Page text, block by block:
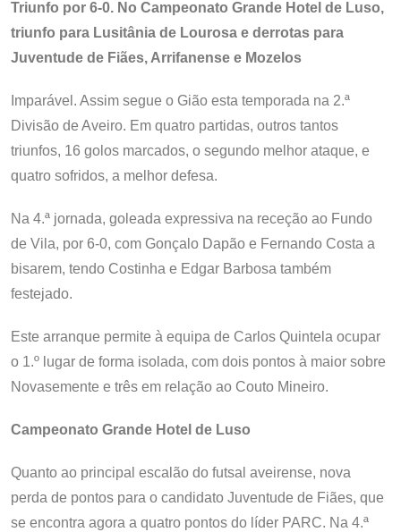
Triunfo por 6-0. No Campeonato Grande Hotel de Luso,
triunfo para Lusitânia de Lourosa e derrotas para
Juventude de Fiães, Arrifanense e Mozelos
Imparável. Assim segue o Gião esta temporada na 2.ª
Divisão de Aveiro. Em quatro partidas, outros tantos
triunfos, 16 golos marcados, o segundo melhor ataque, e
quatro sofridos, a melhor defesa.
Na 4.ª jornada, goleada expressiva na receção ao Fundo
de Vila, por 6-0, com Gonçalo Dapão e Fernando Costa a
bisarem, tendo Costinha e Edgar Barbosa também
festejado.
Este arranque permite à equipa de Carlos Quintela ocupar
o 1.º lugar de forma isolada, com dois pontos à maior sobre
Novasemente e três em relação ao Couto Mineiro.
Campeonato Grande Hotel de Luso
Quanto ao principal escalão do futsal aveirense, nova
perda de pontos para o candidato Juventude de Fiães, que
se encontra agora a quatro pontos do líder PARC. Na 4.ª